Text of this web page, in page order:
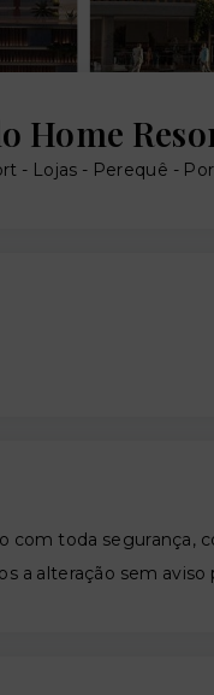
Home
- Lojas - Perequê -
toda segurança,
a alteração sem aviso